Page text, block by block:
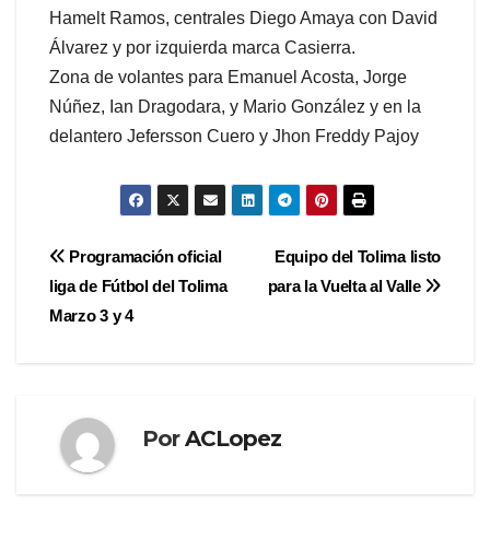
Hamelt Ramos, centrales Diego Amaya con David
Álvarez y por izquierda marca Casierra.
Zona de volantes para Emanuel Acosta, Jorge
Núñez, Ian Dragodara, y Mario González y en la
delantero Jefersson Cuero y Jhon Freddy Pajoy
Navegación
de
Equipo del Tolima listo
para la Vuelta al Valle
Programación oficial
liga de Fútbol del Tolima
Marzo 3 y 4
PorACLopez